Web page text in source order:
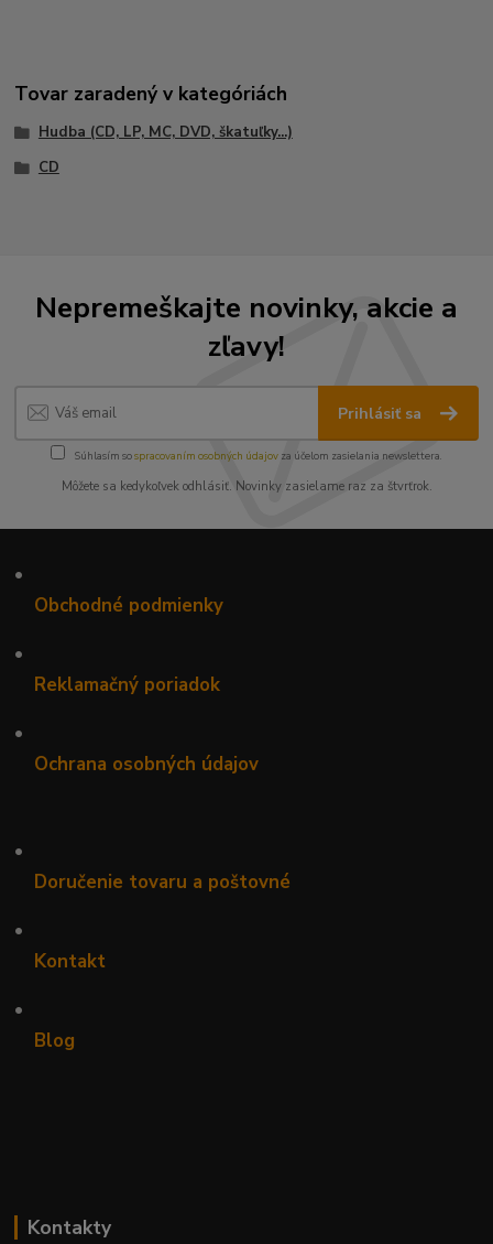
Tovar zaradený v kategóriách
Hudba (CD, LP, MC, DVD, škatuľky...)
CD
Nepremeškajte novinky, akcie a
zľavy!
Prihlásiť sa
Súhlasím sospracovaním osobných údajov za účelom zasielania newslettera.
Môžete sa kedykoľvek odhlásiť. Novinky zasielame raz za štvrťrok.
•
Obchodné podmienky
•
Reklamačný poriadok
•
Ochrana osobných údajov
•
Doručenie tovaru a poštovné
•
Kontakt
•
Blog
Kontakty